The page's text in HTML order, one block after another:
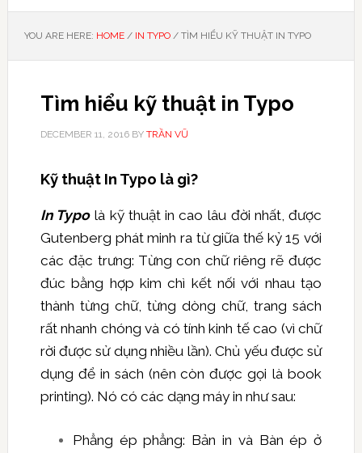
YOU ARE HERE: HOME / IN TYPO /TÌM HIỂU KỸ THUẬT IN TYPO
Tìm hiểu kỹ thuật in Typo
DECEMBER 11, 2016BY TRẦN VŨ
Kỹ thuật In Typo là gì?
In Typolà kỹ thuật in cao lâu đời nhất, được
Gutenberg phát minh ra từ giữa thế kỷ 15 với
các đặc trưng: Từng con chữ riêng rẽ được
đúc bằng hợp kim chì kết nối với nhau tạo
thành từng chữ, từng dòng chữ, trang sách
rất nhanh chóng và có tính kinh tế cao (vì chữ
rời được sử dụng nhiều lần). Chủ yếu được sử
dụng để in sách (nên còn được gọi là book
printing). Nó có các dạng máy in như sau:
Phẳng ép phẳng: Bản in và Bàn ép ở